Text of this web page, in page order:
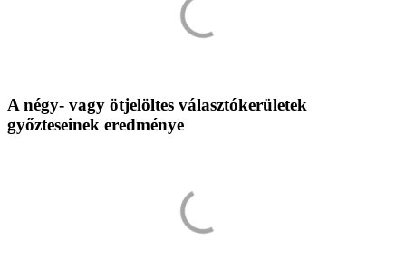
A négy- vagy ötjelöltes választókerületek
győzteseinek eredménye